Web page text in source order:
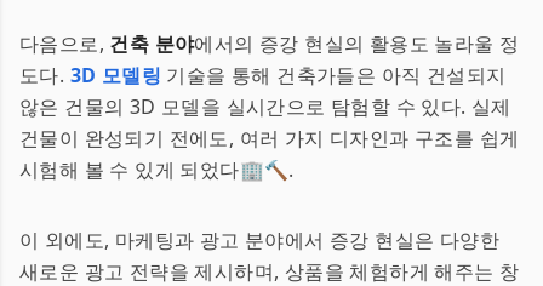
다음으로, 건축 분야에서의 증강 현실의 활용도 놀라울 정
도다. 3D 모델링 기술을 통해 건축가들은 아직 건설되지
않은 건물의 3D 모델을 실시간으로 탐험할 수 있다. 실제
건물이 완성되기 전에도, 여러 가지 디자인과 구조를 쉽게
시험해 볼 수 있게 되었다🏢🔨.
이 외에도, 마케팅과 광고 분야에서 증강 현실은 다양한
새로운 광고 전략을 제시하며, 상품을 체험하게 해주는 창